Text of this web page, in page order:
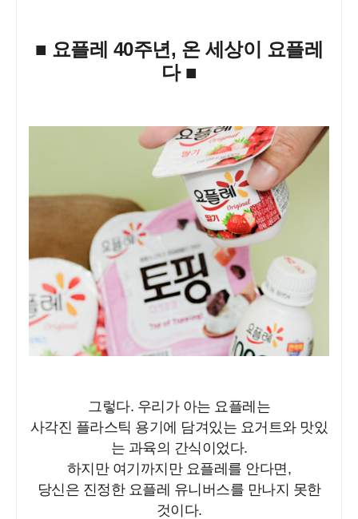
■ 요플레 40주년, 온 세상이 요플레
다 ■
그렇다. 우리가 아는 요플레는
사각진 플라스틱 용기에 담겨있는 요거트와 맛있
는 과육의 간식이었다.
하지만 여기까지만 요플레를 안다면,
당신은 진정한 요플레 유니버스를 만나지 못한
것이다.